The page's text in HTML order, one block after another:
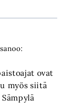
sanoo:
ovat
myös siitä